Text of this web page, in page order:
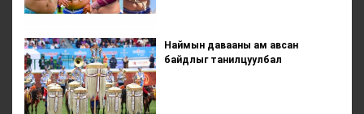
Наймын давааны ам авсан
байдлыг танилцуулбал